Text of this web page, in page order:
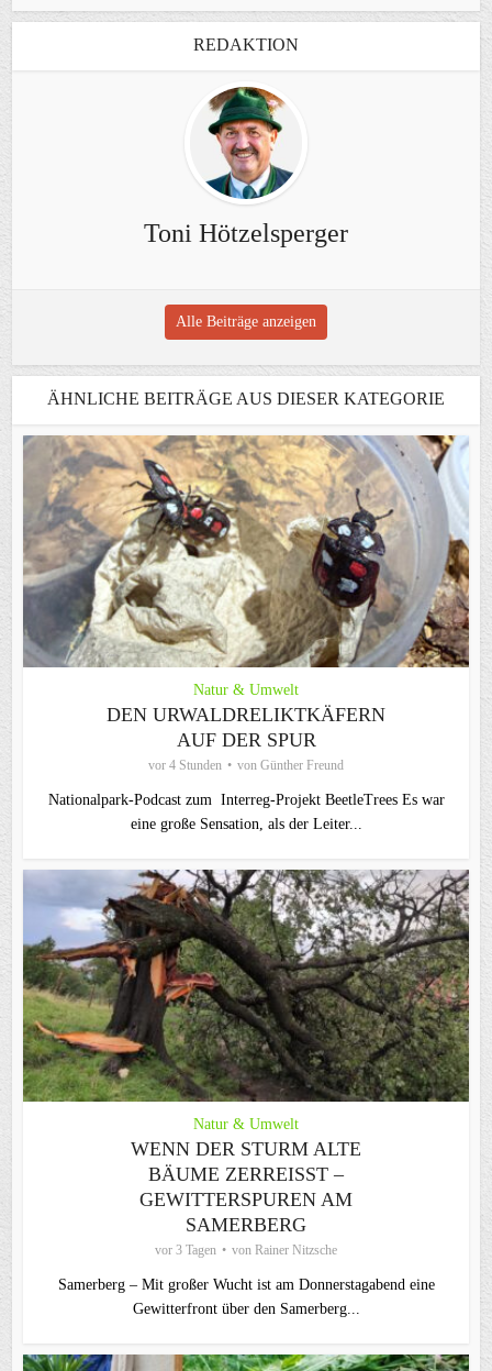
REDAKTION
Toni Hötzelsperger
Alle Beiträge anzeigen
ÄHNLICHE BEITRÄGE AUS DIESER KATEGORIE
Natur & Umwelt
DEN URWALDRELIKTKÄFERN
AUF DER SPUR
vor 4 Stunden von Günther Freund
Nationalpark-Podcast zum Interreg-Projekt BeetleTrees Es war
eine große Sensation, als der Leiter...
Natur & Umwelt
WENN DER STURM ALTE
BÄUME ZERREISST – G
EWITTERSPUREN AM S
AMERBERG
vor 3 Tagen von Rainer Nitzsche
Samerberg – Mit großer Wucht ist am Donnerstagabend eine
Gewitterfront über den Samerberg...